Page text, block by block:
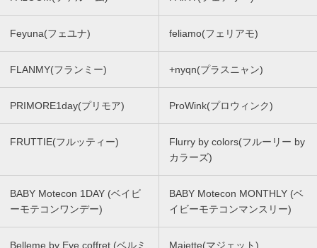
Feyuna(フェユナ) feliamo(フェリアモ)
FLANMY(フランミー) +nyqn(プラスニャン)
PRIMORE1day(プリモア) ProWink(プロウィンク)
FRUTTIE(フルッティー)
Flurry by colors(フルーリー by
カラーズ)
BABY Motecon 1DAY (ベイビ
ーモテコンワンデー)
BABY Motecon MONTHLY (ベ
イビーモテコンマンスリー)
Belleme by Eye coffret (ベルミ
Majette(マジェット)